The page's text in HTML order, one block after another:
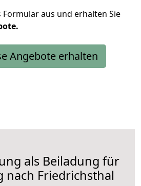
Formular aus und erhalten Sie
Angebote erhalten
als Beiladung für
nach Friedrichsthal